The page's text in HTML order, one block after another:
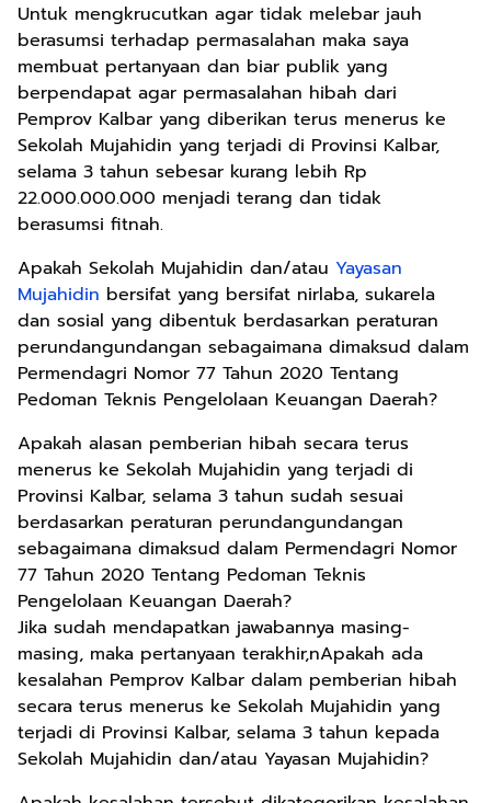
Untuk mengkrucutkan agar tidak melebar jauh
berasumsi terhadap permasalahan maka saya
membuat pertanyaan dan biar publik yang
berpendapat agar permasalahan hibah dari
Pemprov Kalbar yang diberikan terus menerus ke
Sekolah Mujahidin yang terjadi di Provinsi Kalbar,
selama 3 tahun sebesar kurang lebih Rp
22.000.000.000 menjadi terang dan tidak
berasumsi fitnah.
Apakah Sekolah Mujahidin dan/atau Yayasan
Mujahidin bersifat yang bersifat nirlaba, sukarela
dan sosial yang dibentuk berdasarkan peraturan
perundangundangan sebagaimana dimaksud dalam
Permendagri Nomor 77 Tahun 2020 Tentang
Pedoman Teknis Pengelolaan Keuangan Daerah?
Apakah alasan pemberian hibah secara terus
menerus ke Sekolah Mujahidin yang terjadi di
Provinsi Kalbar, selama 3 tahun sudah sesuai
berdasarkan peraturan perundangundangan
sebagaimana dimaksud dalam Permendagri Nomor
77 Tahun 2020 Tentang Pedoman Teknis
Pengelolaan Keuangan Daerah?
Jika sudah mendapatkan jawabannya masing-
masing, maka pertanyaan terakhir,nApakah ada
kesalahan Pemprov Kalbar dalam pemberian hibah
secara terus menerus ke Sekolah Mujahidin yang
terjadi di Provinsi Kalbar, selama 3 tahun kepada
Sekolah Mujahidin dan/atau Yayasan Mujahidin?